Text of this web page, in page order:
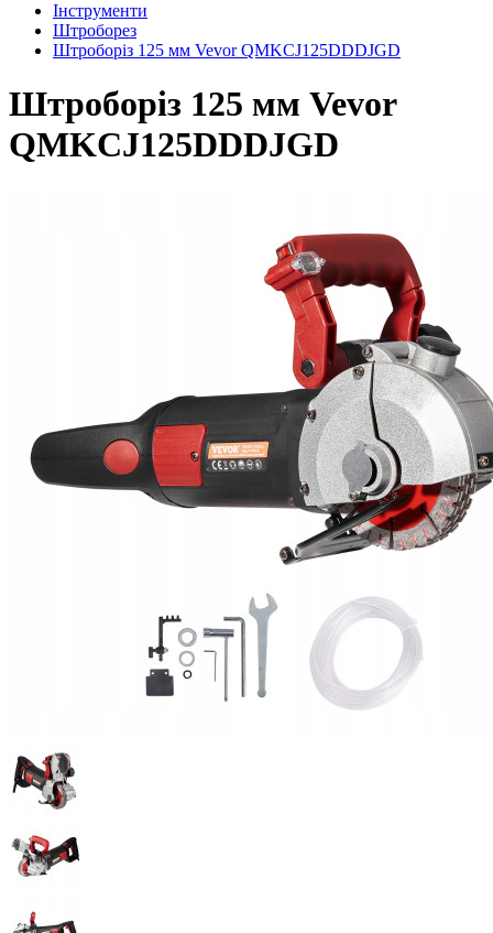
Інструменти
Штроборез
Штроборіз 125 мм Vevor QMKCJ125DDDJGD
Штроборіз 125 мм Vevor
QMKCJ125DDDJGD